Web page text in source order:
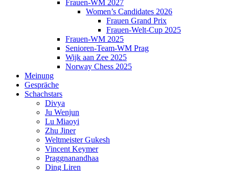
Frauen-WM 2027
Women’s Candidates 2026
Frauen Grand Prix
Frauen-Welt-Cup 2025
Frauen-WM 2025
Senioren-Team-WM Prag
Wijk aan Zee 2025
Norway Chess 2025
Meinung
Gespräche
Schachstars
Divya
Ju Wenjun
Lu Miaoyi
Zhu Jiner
Weltmeister Gukesh
Vincent Keymer
Praggnanandhaa
Ding Liren